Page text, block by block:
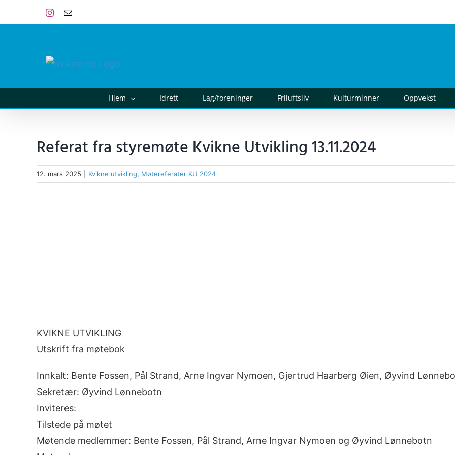
to
Instagram
E-
Hjem Idrett Lag/foreninger Friluftsliv Kulturminner Oppvekst
Referat fra styremøte Kvikne Utvikling 13.11.2024
12. mars 2025 Kvikne utvikling, Møtereferater KU 2024
KVIKNE UTVIKLING
Utskrift fra møtebok
Innkalt: Bente Fossen, Pål Strand, Arne Ingvar Nymoen, Gjertrud Haarberg Øien, Øyvind
Sekretær: Øyvind Lønnebotn
Inviteres:
Tilstede på møtet
Møtende medlemmer: Bente Fossen, Pål Strand, Arne Ingvar Nymoen og Øyvind Lønnebotn